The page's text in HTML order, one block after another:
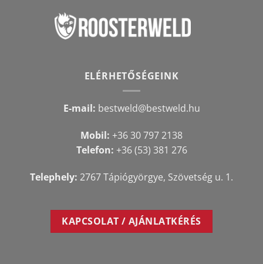
ELÉRHETŐSÉGEINK
E-mail: bestweld@bestweld.hu
Mobil: +36 30 797 2138
Telefon: +36 (53) 381 276
Telephely: 2767 Tápiógyörgye, Szövetség u. 1.
KAPCSOLAT / AJÁNLATKÉRÉS